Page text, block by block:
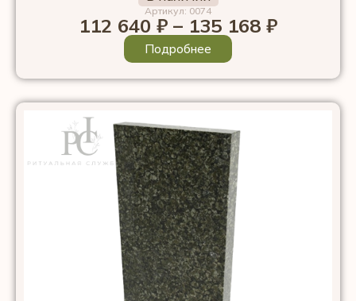
Артикул: 0074
112 640 ₽ – 135 168 ₽
Подробнее